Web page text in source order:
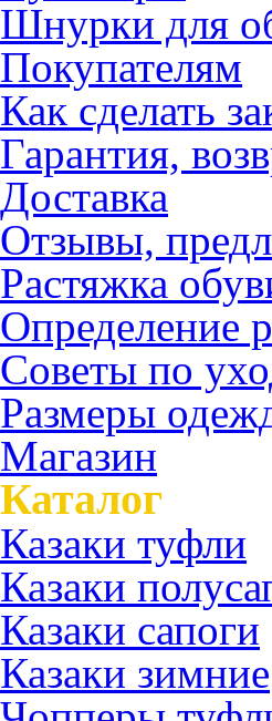
Шнурки для
Покупателям
Как сделать
Гарантия,
Доставка
Отзывы,
Растяжка
Определение
Советы по
Размеры
Магазин
Каталог
Казаки туфли
Казаки
Казаки сапоги
Казаки зимние